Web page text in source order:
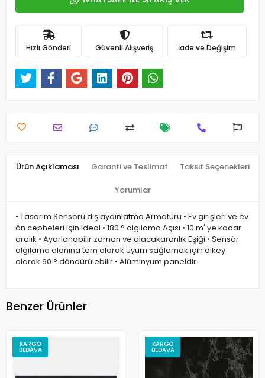
Hızlı Gönderi Güvenli Alışveriş İade ve Değişim
Ürün Açıklaması Garanti ve Teslimat Taksit Seçenekleri
Yorumlar
• Tasarım Sensörü dış aydınlatma Armatürü • Ev girişleri ve ev
ön cepheleri için ideal • 180 ° algılama Açısı • 10 m' ye kadar
aralık • Ayarlanabilir zaman ve alacakaranlık Eşiği • Sensör
algılama alanına tam olarak uyum sağlamak için dikey
olarak 90 ° döndürülebilir • Alüminyum paneldir.
Benzer Ürünler
KARGO
BEDAVA
KARGO
BEDAVA